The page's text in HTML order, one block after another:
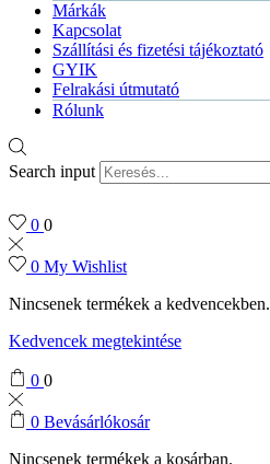
Márkák
Kapcsolat
Szállítási és fizetési tájékoztató
GYIK
Felrakási útmutató
Rólunk
Search input
0 0
0 My Wishlist
Nincsenek termékek a kedvencekben.
Kedvencek megtekintése
0 0
0 Bevásárlókosár
Nincsenek termékek a kosárban.